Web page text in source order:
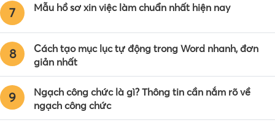
7 Mẫu hồ sơ xin việc làm chuẩn nhất hiện nay
8
Cách tạo mục lục tự động trong Word nhanh, đơn
giản nhất
9
Ngạch công chức là gì? Thông tin cần nắm rõ về
ngạch công chức